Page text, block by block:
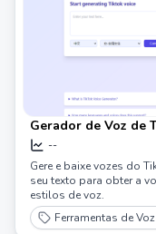
Gerador de Voz de
--
Gere e baixe vozes do
seu texto para obter a
estilos de voz.
Ferramentas de